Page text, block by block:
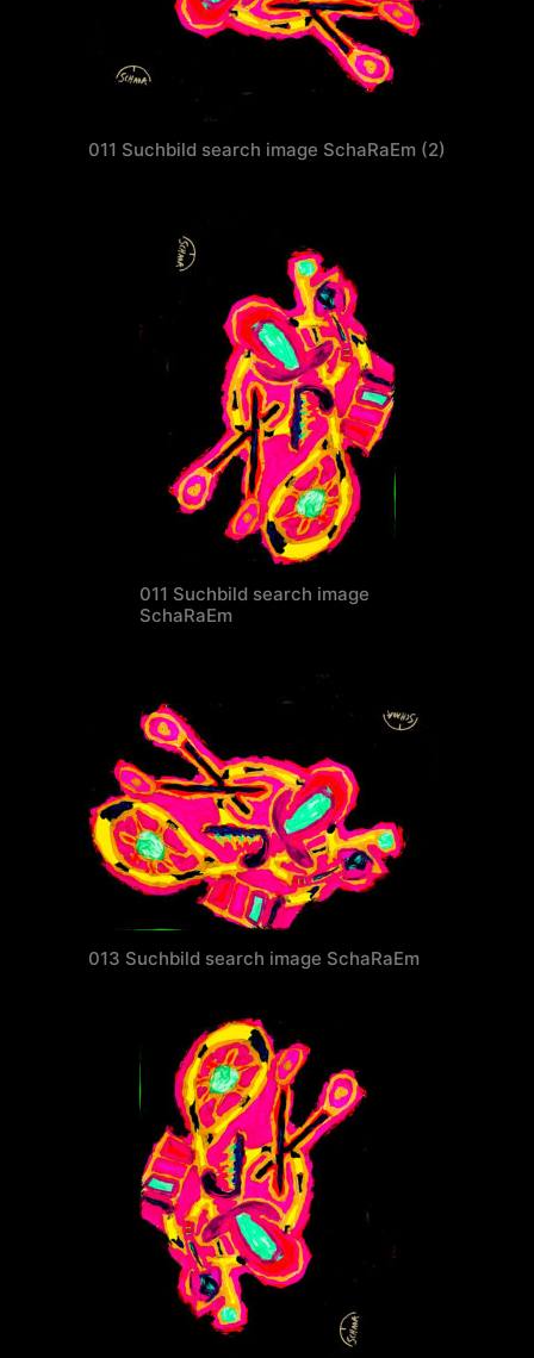
011 Suchbild search image SchaRaEm (2)
011 Suchbild search image
SchaRaEm
013 Suchbild search image SchaRaEm